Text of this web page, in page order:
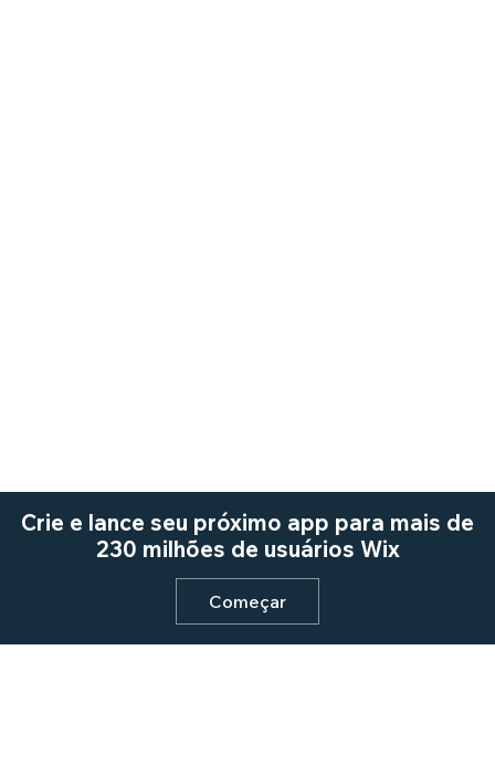
Crie e lance seu próximo app para mais de
230 milhões de usuários Wix
Começar